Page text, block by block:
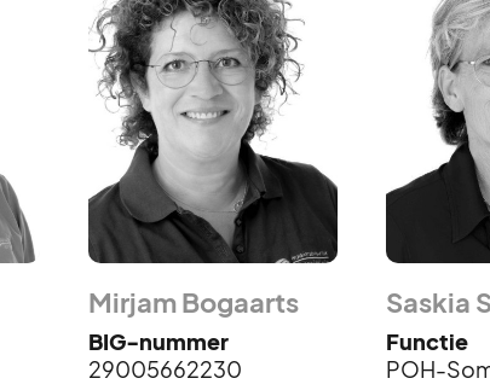
Mirjam Bogaarts
BIG-nummer
29005662230
Saskia
Functie
POH-